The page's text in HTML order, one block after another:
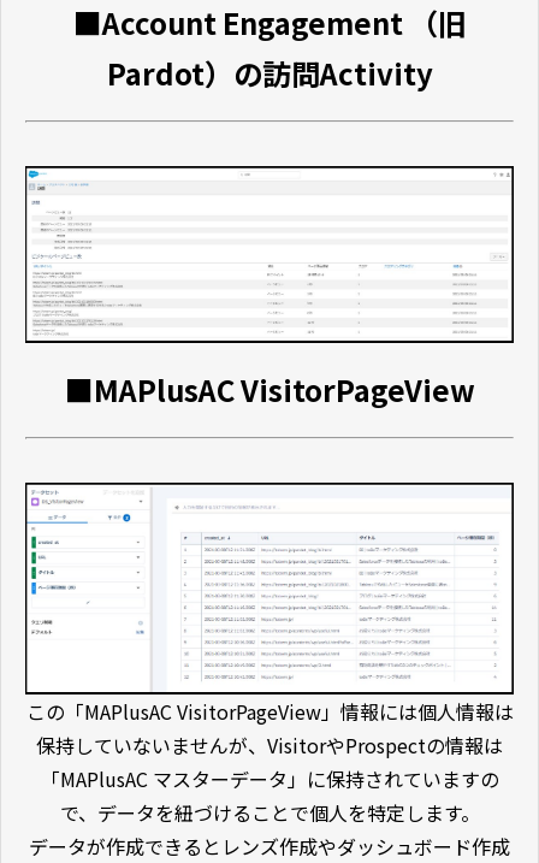
■Account Engagement （旧
Pardot）の訪問Activity
■MAPlusAC VisitorPageView
この「MAPlusAC VisitorPageView」情報には個人情報は
保持していないませんが、VisitorやProspectの情報は
「MAPlusAC マスターデータ」に保持されていますの
で、データを紐づけることで個人を特定します。
データが作成できるとレンズ作成やダッシュボード作成